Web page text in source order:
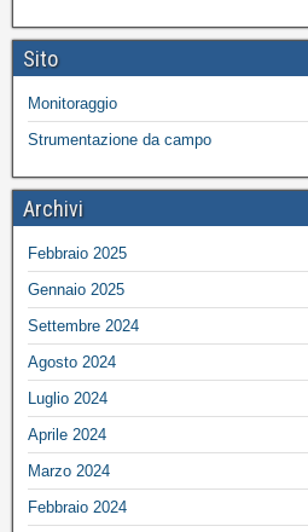
Sito
Monitoraggio
Strumentazione da campo
Archivi
Febbraio 2025
Gennaio 2025
Settembre 2024
Agosto 2024
Luglio 2024
Aprile 2024
Marzo 2024
Febbraio 2024